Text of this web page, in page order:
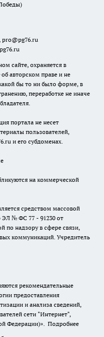
, pro@pg76.ru
сайте, охраняется в
авторском праве и не
бы то ни было форме, в
переработке не иначе
портала не несет
пользователей,
и его субдоменах.
на коммерческой
средством массовой
№ ФС 77 - 91230 от
по надзору в сфере связи,
коммуникаций. Учредитель
рекомендательные
предоставления
и анализа сведений,
сети "Интернет",
Федерации)». Подробнее